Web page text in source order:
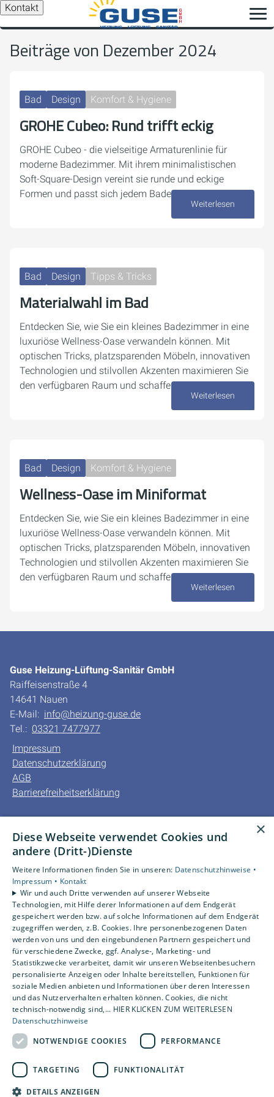
Kontakt
Beiträge von Dezember 2024
Bad Design Komfort & Hygiene
GROHE Cubeo: Rund trifft eckig
GROHE Cubeo - die vielseitige Armaturenlinie für
moderne Badezimmer. Mit ihrem minimalistischen
Soft-Square-Design vereint sie runde und eckige
Formen und passt sich jedem Badezimmerstil an.
Weiterlesen
Bad Design Tipps & Tricks
Materialwahl im Bad
Entdecken Sie, wie Sie ein kleines Badezimmer in eine
luxuriöse Wellness-Oase verwandeln können. Mit
optischen Tricks, platzsparenden Möbeln, innovativen
Technologien und stilvollen Akzenten maximieren Sie
den verfügbaren Raum und schaffen eine…
Weiterlesen
Bad Design Komfort & Hygiene
Wellness-Oase im Miniformat
Entdecken Sie, wie Sie ein kleines Badezimmer in eine
luxuriöse Wellness-Oase verwandeln können. Mit
optischen Tricks, platzsparenden Möbeln, innovativen
Technologien und stilvollen Akzenten maximieren Sie
den verfügbaren Raum und schaffen eine…
Weiterlesen
Guse Heizung-Lüftung-Sanitär GmbH
Raiffeisenstraße 4
14641 Nauen
E-Mail: info@heizung-guse.de
Tel.: 03321 7477977
Impressum
Datenschutzerklärung
AGB
Barrierefreiheitserklärung
Privatkunden
Gewerbekunden
Karriere
Unternehmen
Kontakt
Um externe HTML-Inhalte anzuzeigen, benötigen wir
Ihre Einwilligung.
Weitere Informationen finden Sie in unserer
Datenschutzerklärung.
Cookie-Einstellungen öffnen
×
Diese Webseite verwendet Cookies und
andere (Dritt-)Dienste
Weitere Informationen finden Sie in unseren: Datenschutzhinweise •
Impressum • Kontakt
Wir und auch Dritte verwenden auf unserer Webseite
Technologien, mit Hilfe derer Informationen auf dem Endgerät
gespeichert werden bzw. auf solche Informationen auf dem Endgerät
zugegriffen werden, z.B. Cookies. Ihre personenbezogenen Daten
werden von uns und den eingebundenen Partnern gespeichert und
für verschiedene Zwecke, ggf. Analyse-, Marketing- und
Statistikzwecke verarbeitet, damit wir unseren Webseitenbesuchern
personalisierte Anzeigen oder Inhalte bereitstellen, Funktionen für
soziale Medien anbieten und Informationen über deren Interessen
und das Nutzerverhalten erhalten können. Cookies, die nicht
technisch-notwendig sind,... HIER KLICKEN ZUM WEITERLESEN
Datenschutzhinweise
NOTWENDIGE COOKIES
PERFORMANCE
TARGETING FUNKTIONALITÄT
DETAILS ANZEIGEN